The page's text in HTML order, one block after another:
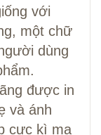
với
một chữ
dùng
được in
và ánh
cực kì ma